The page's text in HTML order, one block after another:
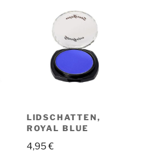
LIDSCHATTEN,
ROYAL BLUE
4,95€